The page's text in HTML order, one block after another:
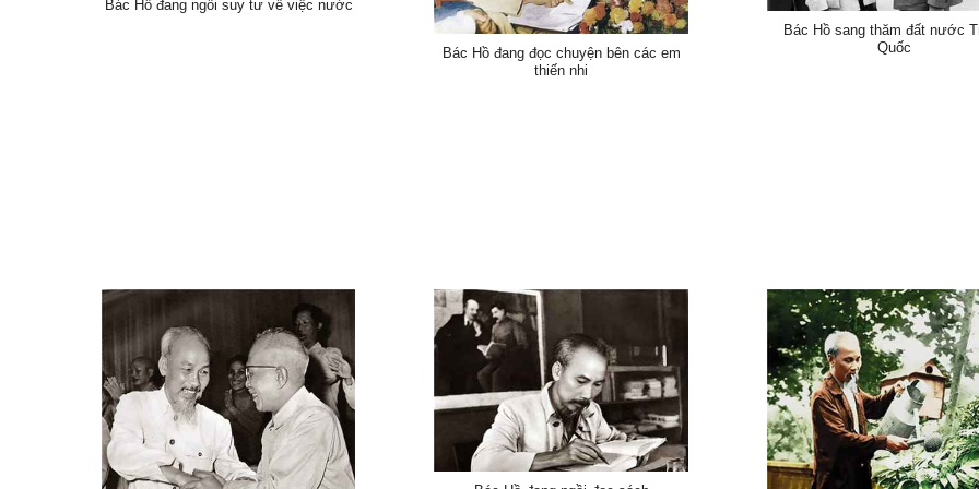
Bác Hồ đang ngồi suy tư về việc nước
Bác Hồ đang đọc chuyện bên các em
thiến nhi
Bác Hồ sang thăm đất nước
Quốc